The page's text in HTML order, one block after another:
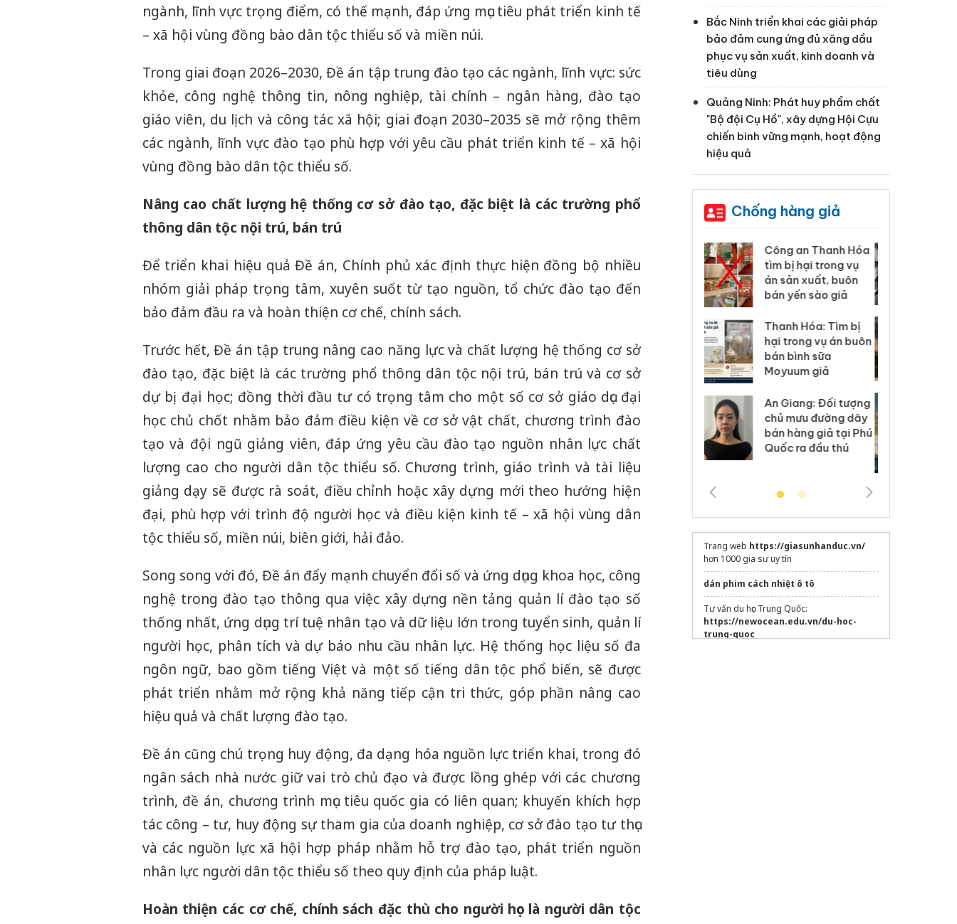
ngành, lĩnh vực trọng điểm, có thế mạnh, đáp ứng mục tiêu phát triển kinh tế
– xã hội vùng đồng bào dân tộc thiểu số và miền núi.
Trong giai đoạn 2026–2030, Đề án tập trung đào tạo các ngành, lĩnh vực: sức
khỏe, công nghệ thông tin, nông nghiệp, tài chính – ngân hàng, đào tạo
giáo viên, du lịch và công tác xã hội; giai đoạn 2030–2035 sẽ mở rộng thêm
các ngành, lĩnh vực đào tạo phù hợp với yêu cầu phát triển kinh tế – xã hội
vùng đồng bào dân tộc thiểu số.
Nâng cao chất lượng hệ thống cơ sở đào tạo, đặc biệt là các trường phổ
thông dân tộc nội trú, bán trú
Để triển khai hiệu quả Đề án, Chính phủ xác định thực hiện đồng bộ nhiều
nhóm giải pháp trọng tâm, xuyên suốt từ tạo nguồn, tổ chức đào tạo đến
bảo đảm đầu ra và hoàn thiện cơ chế, chính sách.
Trước hết, Đề án tập trung nâng cao năng lực và chất lượng hệ thống cơ sở
đào tạo, đặc biệt là các trường phổ thông dân tộc nội trú, bán trú và cơ sở
dự bị đại học; đồng thời đầu tư có trọng tâm cho một số cơ sở giáo dục đại
học chủ chốt nhằm bảo đảm điều kiện về cơ sở vật chất, chương trình đào
tạo và đội ngũ giảng viên, đáp ứng yêu cầu đào tạo nguồn nhân lực chất
lượng cao cho người dân tộc thiểu số. Chương trình, giáo trình và tài liệu
giảng dạy sẽ được rà soát, điều chỉnh hoặc xây dựng mới theo hướng hiện
đại, phù hợp với trình độ người học và điều kiện kinh tế – xã hội vùng dân
tộc thiểu số, miền núi, biên giới, hải đảo.
Song song với đó, Đề án đẩy mạnh chuyển đổi số và ứng dụng khoa học, công
nghệ trong đào tạo thông qua việc xây dựng nền tảng quản lí đào tạo số
thống nhất, ứng dụng trí tuệ nhân tạo và dữ liệu lớn trong tuyển sinh, quản lí
người học, phân tích và dự báo nhu cầu nhân lực. Hệ thống học liệu số đa
ngôn ngữ, bao gồm tiếng Việt và một số tiếng dân tộc phổ biến, sẽ được
phát triển nhằm mở rộng khả năng tiếp cận tri thức, góp phần nâng cao
hiệu quả và chất lượng đào tạo.
Đề án cũng chú trọng huy động, đa dạng hóa nguồn lực triển khai, trong đó
ngân sách nhà nước giữ vai trò chủ đạo và được lồng ghép với các chương
trình, đề án, chương trình mục tiêu quốc gia có liên quan; khuyến khích hợp
tác công – tư, huy động sự tham gia của doanh nghiệp, cơ sở đào tạo tư thục
và các nguồn lực xã hội hợp pháp nhằm hỗ trợ đào tạo, phát triển nguồn
nhân lực người dân tộc thiểu số theo quy định của pháp luật.
Hoàn thiện các cơ chế, chính sách đặc thù cho người học là người dân tộc
Bắc Ninh triển khai các giải pháp
bảo đảm cung ứng đủ xăng dầu
phục vụ sản xuất, kinh doanh và
tiêu dùng
Quảng Ninh: Phát huy phẩm chất
"Bộ đội Cụ Hồ", xây dựng Hội Cựu
chiến binh vững mạnh, hoạt động
hiệu quả
Chống hàng giả
tìm bị hại trong vụ
án sản xuất, buôn
bán yến sào giả
hại trong vụ án buôn
bán bình sữa
Moyuum giả
An Giang: Đối tượng
chủ mưu đường dây
Quốc ra đầu thú
Lào Cai xử lý 83 vụ vi
phạm thương mại
trong tháng 7
Hưng Yên: Xử lý 6 hộ
kinh doanh bán hàng
giả mạo nhãn hiệu
Adidas, Nike
Cà Mau: Tiêu hủy
công khai hàng ngàn
sản phẩm nhập lậu,
bảo vệ môi trường
Trang web https://giasunhanduc.vn/
hơn 1000 gia sư uy tín
dán phim cách nhiệt ô tô
Tư vấn du học Trung Quốc:
https://newocean.edu.vn/du-hoc-
trung-quoc